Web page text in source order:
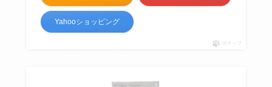
Yahooショッピング
ポチップ